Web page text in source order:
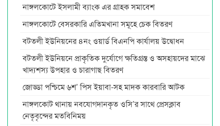
নাঙ্গলকোটে ইসলামী ব্যাংক এর গ্রাহক সমাবেশ
নাঙ্গলকোটে বেসরকারি এতিমখানা সমূহে চেক বিতরণ
বটতলী ইউনিয়নের ৪নং ওয়ার্ড বিএনপি কার্যালয় উদ্বোধন
বটতলী ইউনিয়নে প্রাকৃতিক দুর্যোগে ক্ষতিগ্রস্ত ও অসহায়দের মাঝে
খাদ্যশস্য উপহার ও চারাগাছ বিতরণ
জোড্ডা পশ্চিমে ৬শ’ পিস ইয়াবা-সহ মাদক কারবারি আটক
নাঙ্গলকোট থানায় নবযোগদানকৃত ওসি’র সাথে প্রেসক্লাব
নেতৃবৃন্দের মতবিনিময়